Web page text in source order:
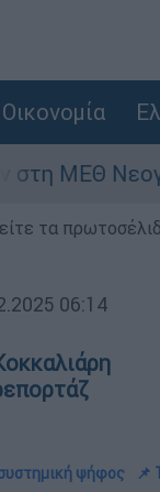
Οικονομία
τα
06:14
ψήφος 📌